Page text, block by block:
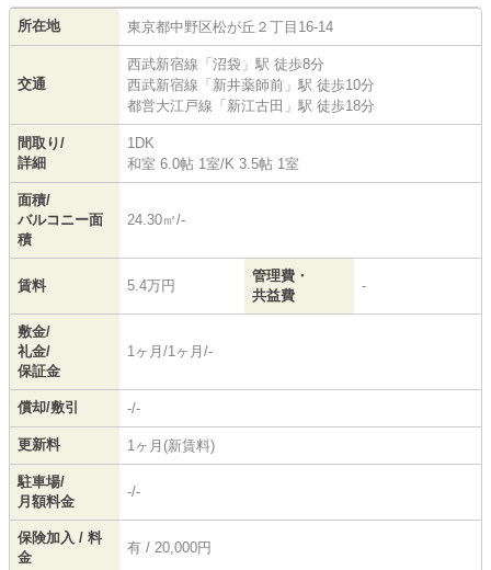
所在地 東京都中野区松が丘 ２丁目16-14
交通
西武新宿線 「 沼袋 」駅 徒歩8分
西武新宿線 「 新井薬師前 」駅 徒歩10分
都営大江戸線 「 新江古田 」駅 徒歩18分
間取り/
詳細
1DK
和室 6.0帖 1室/K 3.5帖 1室
面積/
バルコニー面
積
24.30㎡/-
賃料 5.4万円
管理費・
共益費
-
敷金/
礼金/
保証金
1ヶ月/1ヶ月/-
償却/敷引 -/-
更新料 1ヶ月(新賃料)
駐車場/
月額料金
-/-
保険加入 / 料
金
有 / 20,000円